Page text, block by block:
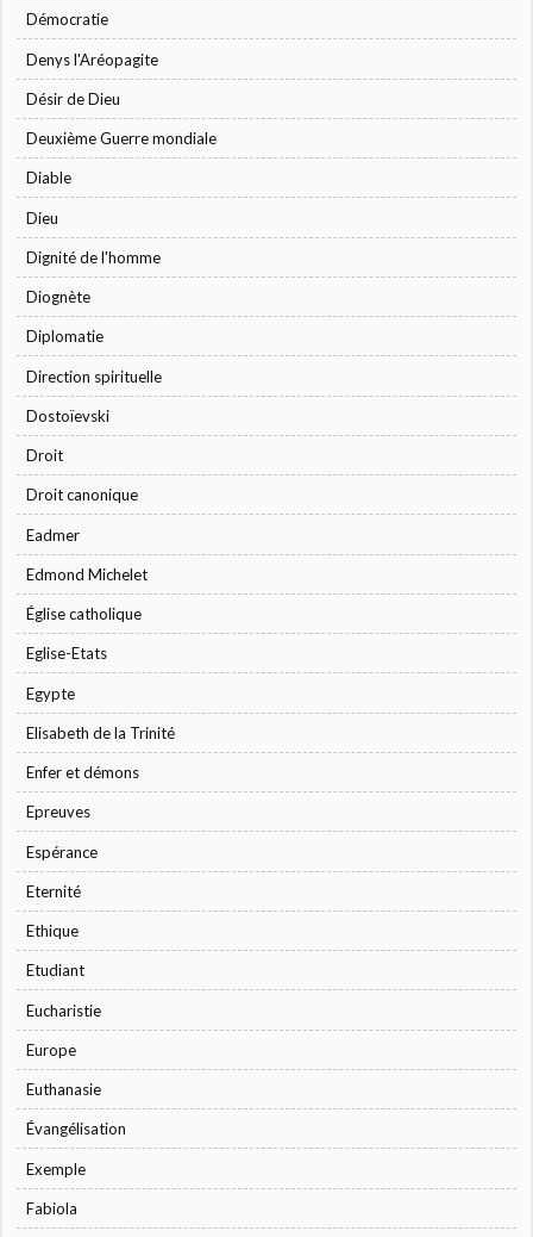
Démocratie
Denys l'Aréopagite
Désir de Dieu
Deuxième Guerre mondiale
Diable
Dieu
Dignité de l'homme
Diognète
Diplomatie
Direction spirituelle
Dostoïevski
Droit
Droit canonique
Eadmer
Edmond Michelet
Église catholique
Eglise-Etats
Egypte
Elisabeth de la Trinité
Enfer et démons
Epreuves
Espérance
Eternité
Ethique
Etudiant
Eucharistie
Europe
Euthanasie
Évangélisation
Exemple
Fabiola